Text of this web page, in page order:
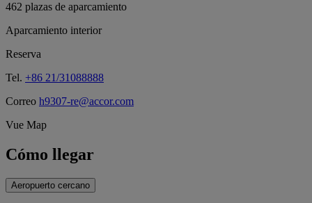
462 plazas de aparcamiento
Aparcamiento interior
Reserva
Tel. +86 21/31088888
Correo h9307-re@accor.com
Vue Map
Cómo llegar
Aeropuerto cercano